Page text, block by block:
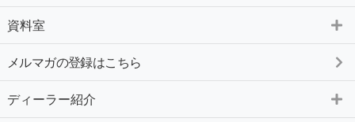
資料室
メルマガの登録はこちら
ディーラー紹介